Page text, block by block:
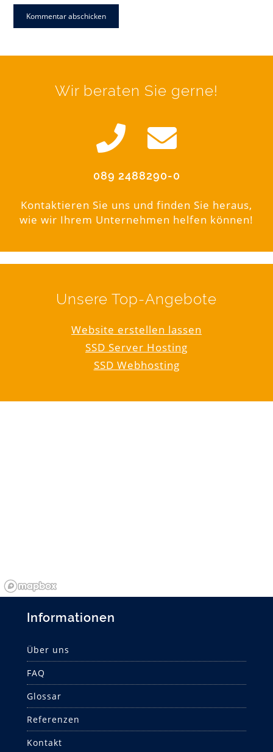
Wir beraten Sie gerne!
089 2488290-0
Kontaktieren Sie uns und finden Sie heraus,
wie wir Ihrem Unternehmen helfen können!
Unsere Top-Angebote
Website erstellen lassen
SSD Server Hosting
SSD Webhosting
Informationen
Über uns
FAQ
Glossar
Referenzen
Kontakt